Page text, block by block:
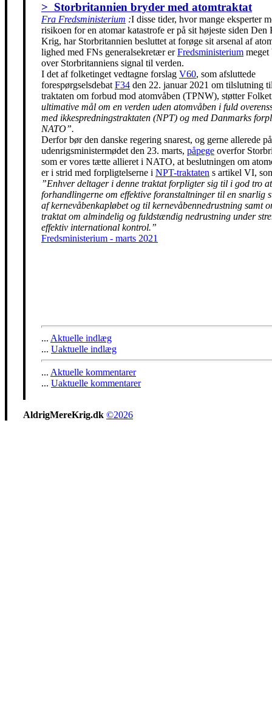
> Storbritannien bryder med atomtraktat
Fra Fredsministerium :I disse tider, hvor mange eksperter
risikoen for en atomar katastrofe er på sit højeste siden Den
Krig, har Storbritannien besluttet at forøge sit arsenal af
lighed med FNs generalsekretær erFredsministerium meget
over Storbritanniens signal til verden.
I det af folketinget vedtagne forslag V60, som afsluttede
forespørgselsdebat F34 den 22. januar 2021 om tilslutning
traktaten om forbud mod atomvåben (TPNW), støtter
ultimative mål om en verden uden atomvåben i fuld
med ikkespredningstraktaten (NPT) og med Danmarks
NATO”.
Derfor bør den danske regering snarest, og gerne allerede på
udenrigsministermødet den 23. marts, påpege overfor
som er vores tætte allieret i NATO, at beslutningen om
er i strid med forpligtelserne i NPT-traktaten s artikel VI,
”Enhver deltager i denne traktat forpligter sig til i god tro
forhandlingerne om effektive foranstaltninger til en snarlig
af kernevåbenkapløbet og til kernevåbennedrustning samt
traktat om almindelig og fuldstændig nedrustning under
effektiv international kontrol.”
Fredsministerium - marts 2021
... Aktuelle indlæg
... Uaktuelle indlæg
... Aktuelle kommentarer
... Uaktuelle kommentarer
AldrigMereKrig.dk ©2026